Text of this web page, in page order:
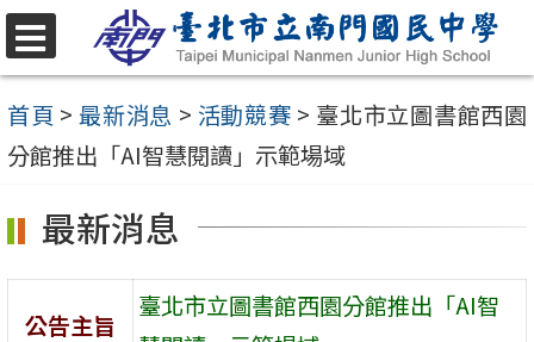
跳
至
主
要
容
選
單
首頁 > 最新消息 > 活動競賽 > 臺北市立圖書館西園
分館推出「AI智慧閱讀」示範場域
最新消息
公告主旨
臺北市立圖書館西園分館推出「AI智